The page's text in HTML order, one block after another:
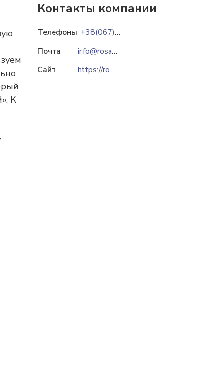
К
Контакты компании
Телефоны
+38(067)6210538
Почта
info@rosa.kharkov.ua
Сайт
https://rosa.kharkov.ua